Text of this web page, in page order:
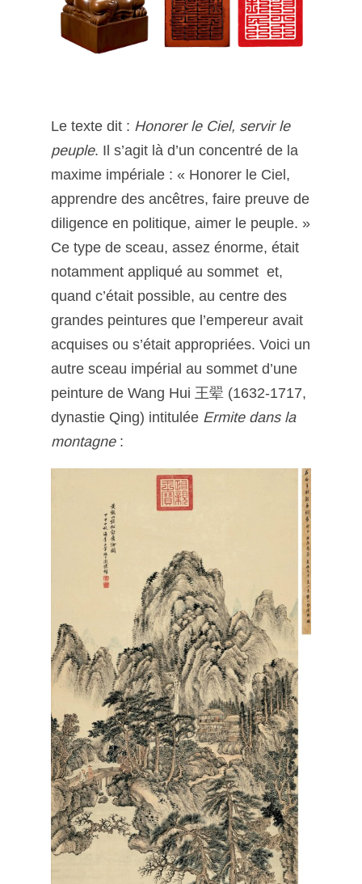
Le texte dit : Honorer le Ciel, servir le
peuple. Il s’agit là d’un concentré de la
maxime impériale : « Honorer le Ciel,
apprendre des ancêtres, faire preuve de
diligence en politique, aimer le peuple. »
Ce type de sceau, assez énorme, était
notamment appliqué au sommet et,
quand c’était possible, au centre des
grandes peintures que l’empereur avait
acquises ou s’était appropriées. Voici un
autre sceau impérial au sommet d’une
peinture de Wang Hui 王翚 (1632-1717,
dynastie Qing) intitulée Ermite dans la
montagne: